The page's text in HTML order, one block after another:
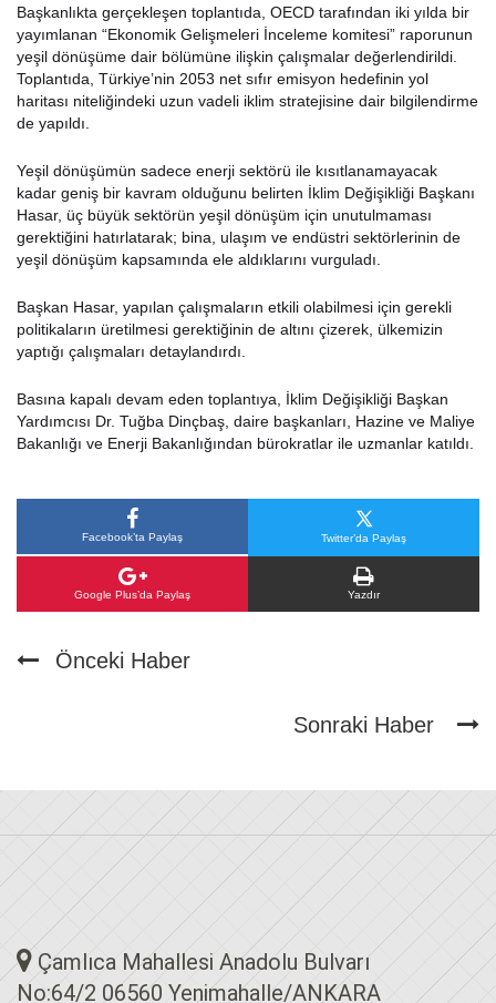
Başkanlıkta gerçekleşen toplantıda, OECD tarafından iki yılda bir
yayımlanan “Ekonomik Gelişmeleri İnceleme komitesi” raporunun
yeşil dönüşüme dair bölümüne ilişkin çalışmalar değerlendirildi.
Toplantıda, Türkiye’nin 2053 net sıfır emisyon hedefinin yol
haritası niteliğindeki uzun vadeli iklim stratejisine dair bilgilendirme
de yapıldı.
Yeşil dönüşümün sadece enerji sektörü ile kısıtlanamayacak
kadar geniş bir kavram olduğunu belirten İklim Değişikliği Başkanı
Hasar, üç büyük sektörün yeşil dönüşüm için unutulmaması
gerektiğini hatırlatarak; bina, ulaşım ve endüstri sektörlerinin de
yeşil dönüşüm kapsamında ele aldıklarını vurguladı.
Başkan Hasar, yapılan çalışmaların etkili olabilmesi için gerekli
politikaların üretilmesi gerektiğinin de altını çizerek, ülkemizin
yaptığı çalışmaları detaylandırdı.
Basına kapalı devam eden toplantıya, İklim Değişikliği Başkan
Yardımcısı Dr. Tuğba Dinçbaş, daire başkanları, Hazine ve Maliye
Bakanlığı ve Enerji Bakanlığından bürokratlar ile uzmanlar katıldı.
Facebook’ta Paylaş Twitter’da Paylaş
Google Plus’da Paylaş Yazdır
Önceki Haber
Sonraki Haber
Çamlıca Mahallesi Anadolu Bulvarı
No:64/2 06560 Yenimahalle/ANKARA